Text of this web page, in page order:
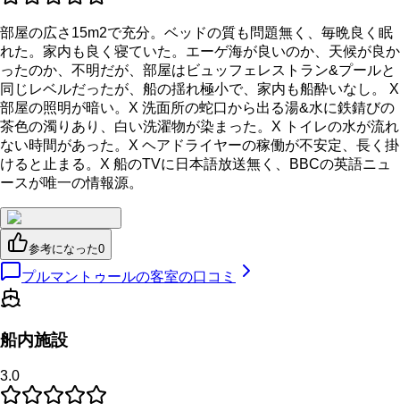
部屋の広さ15m2で充分。ベッドの質も問題無く、毎晩良く眠
れた。家内も良く寝ていた。エーゲ海が良いのか、天候が良か
ったのか、不明だが、部屋はビュッフェレストラン&プールと
同じレベルだったが、船の揺れ極小で、家内も船酔いなし。 X
部屋の照明が暗い。X 洗面所の蛇口から出る湯&水に鉄錆びの
茶色の濁りあり、白い洗濯物が染まった。X トイレの水が流れ
ない時間があった。X ヘアドライヤーの稼働が不安定、長く掛
けると止まる。X 船のTVに日本語放送無く、BBCの英語ニュ
ースが唯一の情報源。
参考になった0
プルマントゥールの客室の口コミ
船内施設
3.0